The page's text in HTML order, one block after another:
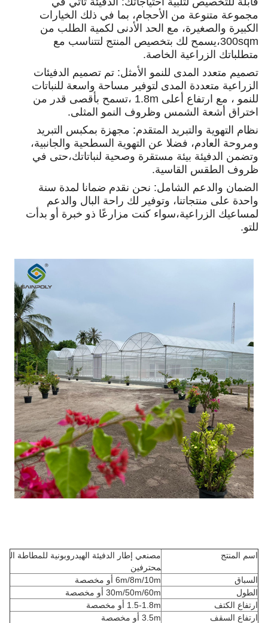
مجموعة متنوعة من الأحجام، بما في ذلك الخيارات
الكبيرة والصغيرة، مع الحد الأدنى لكمية الطلب من
300sqm،يسمح لك بتخصيص المنتج لتتناسب مع
متطلباتك الزراعية الخاصة.
تصميم متعدد المدى للنمو الأمثل: تم تصميم الدفيئات
الزراعية متعددة المدى لتوفير مساحة واسعة للنباتات
للنمو ، مع ارتفاع أعلى 1.8m ،تسمح بأقصى قدر من
اختراق أشعة الشمس وظروف النمو المثلى.
نظام التهوية والتبريد المتقدم: مجهزة بمكبس التبريد
ومروحة العادم، فضلا عن التهوية السطحية والجانبية،
وتضمن الدفيئة بيئة مستقرة وصحية لنباتاتك،حتى في
ظروف الطقس القاسية.
الضمان والدعم الشامل: نحن نقدم ضمانا لمدة سنة
واحدة على منتجاتنا، وتوفير لك راحة البال والدعم
لمساعيك الزراعية،سواء كنت مزارعًا ذو خبرة أو بدأت
للتو.
اسم المنتج
مصنعي إطار الدفيئة الهيدروبونية للمطاطة ال
محترفين
السباق
6m/8m/10m أو مخصصة
الطول
30m/50m/60m أو مخصصة
ارتفاع الكتف
1.5-1.8m أو مخصصة
ارتفاع السقف
3.5m أو مخصصة